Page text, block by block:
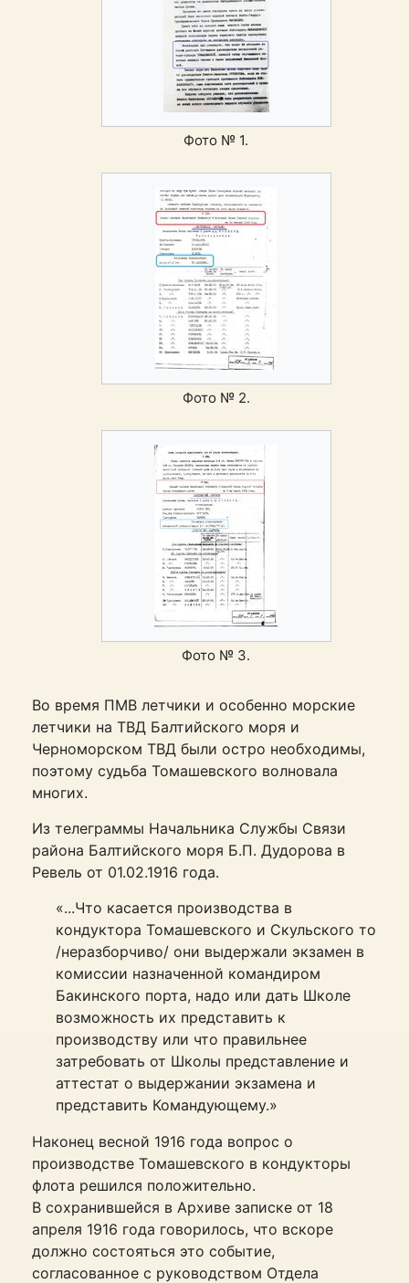
Фото № 1.
Фото № 2.
Фото № 3.
Во время ПМВ летчики и особенно морские
летчики на ТВД Балтийского моря и
Черноморском ТВД были остро необходимы,
поэтому судьба Томашевского волновала
многих.
Из телеграммы Начальника Службы Связи
района Балтийского моря Б.П. Дудорова в
Ревель от 01.02.1916 года.
«...Что касается производства в
кондуктора Томашевского и Скульского то
/неразборчиво/ они выдержали экзамен в
комиссии назначенной командиром
Бакинского порта, надо или дать Школе
возможность их представить к
производству или что правильнее
затребовать от Школы представление и
аттестат о выдержании экзамена и
представить Командующему.»
Наконец весной 1916 года вопрос о
производстве Томашевского в кондукторы
флота решился положительно.
В сохранившейся в Архиве записке от 18
апреля 1916 года говорилось, что вскоре
должно состояться это событие,
согласованное с руководством Отдела